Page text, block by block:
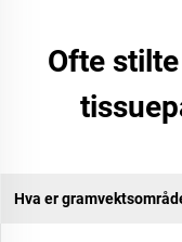
Ofte
Hva er